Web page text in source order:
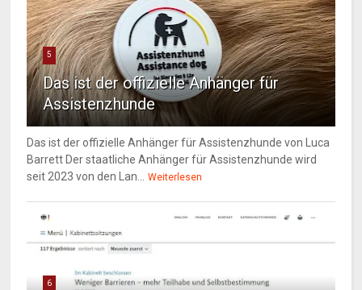
5
Das ist der offizielle Anhänger für
Assistenzhunde
Das ist der offizielle Anhänger für Assistenzhunde von Luca
Barrett Der staatliche Anhänger für Assistenzhunde wird
seit 2023 von den Lan... Weiterlesen
6